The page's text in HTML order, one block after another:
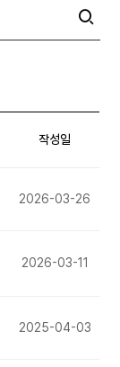
작성일
2026-03-26
2026-03-11
2025-04-03